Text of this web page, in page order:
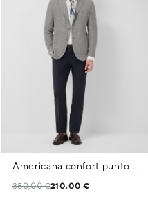
Americana confort punto algodón mezcla grises
350,00 €210,00 €